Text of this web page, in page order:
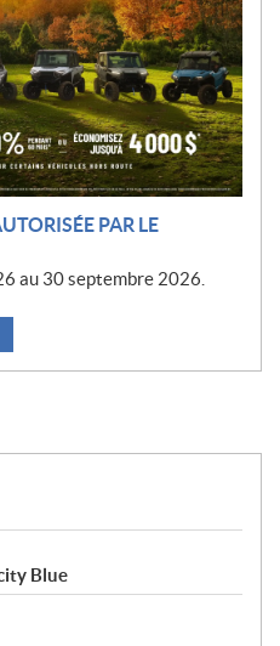
PAR LE
au 30 septembre 2026.
Blue